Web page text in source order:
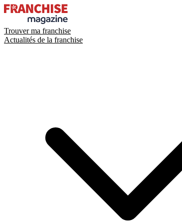
Trouver ma franchise
Actualités de la franchise